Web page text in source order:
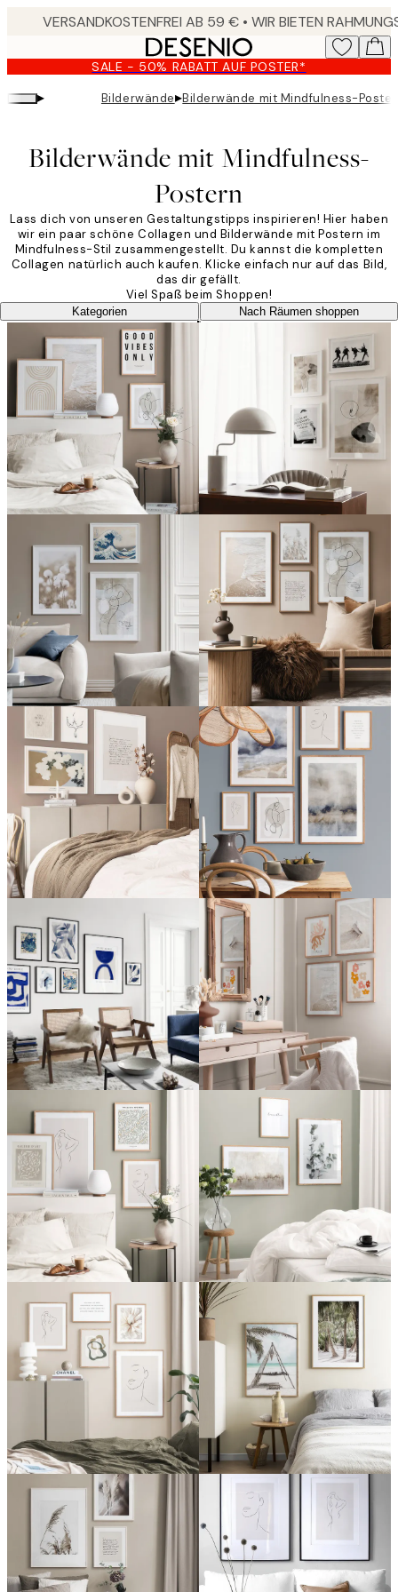
content.
SALE - 50% RABATT AUF POSTER*
▸ Bilderwände▸Bilderwände mit Mindfulness-
Bilderwände mit Mindfulness-
Postern
Lass dich von unseren Gestaltungstipps inspirieren! Hier haben
wir ein paar schöne Collagen und Bilderwände mit Postern im
Mindfulness-Stil zusammengestellt. Du kannst die kompletten
Collagen natürlich auch kaufen. Klicke einfach nur auf das Bild,
das dir gefällt.
Viel Spaß beim Shoppen!
Kategorien Nach Räumen shoppen